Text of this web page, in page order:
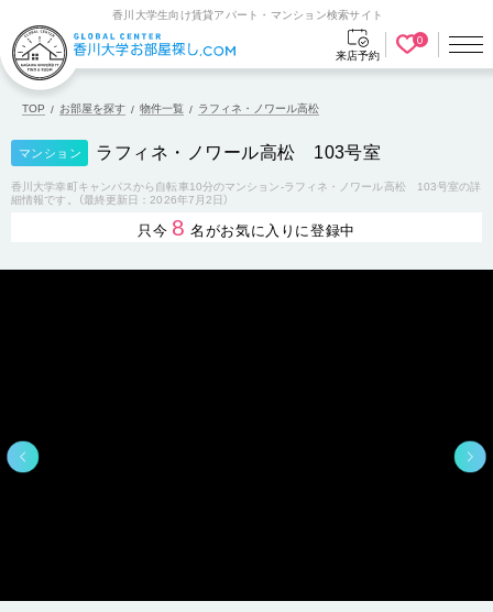
香川大学生向け賃貸アパート・マンション検索サイト
来店予約
0
TOP お部屋を探す 物件一覧 ラフィネ・ノワール高松
マンション ラフィネ・ノワール高松 103号室
香川大学幸町キャンパスから自転車10分のマンション-ラフィネ・ノワール高松 103号室の詳
細情報です。（最終更新日：2026年7月2日）
只今 8 名がお気に入りに登録中